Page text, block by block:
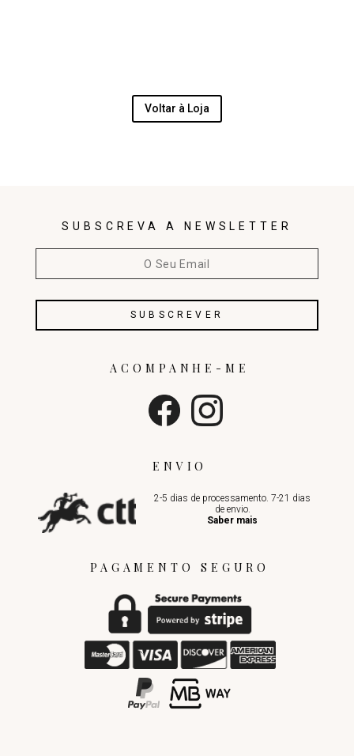
Voltar à Loja
SUBSCREVA A NEWSLETTER
ENVIO
2-5 dias de processamento. 7-21 dias
de envio.
Saber mais
ACOMPANHE-ME
PAGAMENTO SEGURO